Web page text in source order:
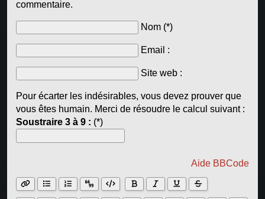
commentaire.
Nom (*)
Email :
Site web :
Pour écarter les indésirables, vous devez prouver que
vous êtes humain. Merci de résoudre le calcul suivant :
Soustraire 3 à 9 : (*)
Aide BBCode